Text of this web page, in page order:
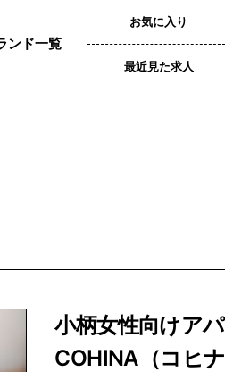
ンド一覧
お気に入り
最近見た求人
小柄女性向けア
COHINA（コヒ